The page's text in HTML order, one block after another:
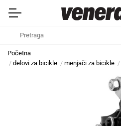
Početna
delovi za bicikle
menjači za bicikle